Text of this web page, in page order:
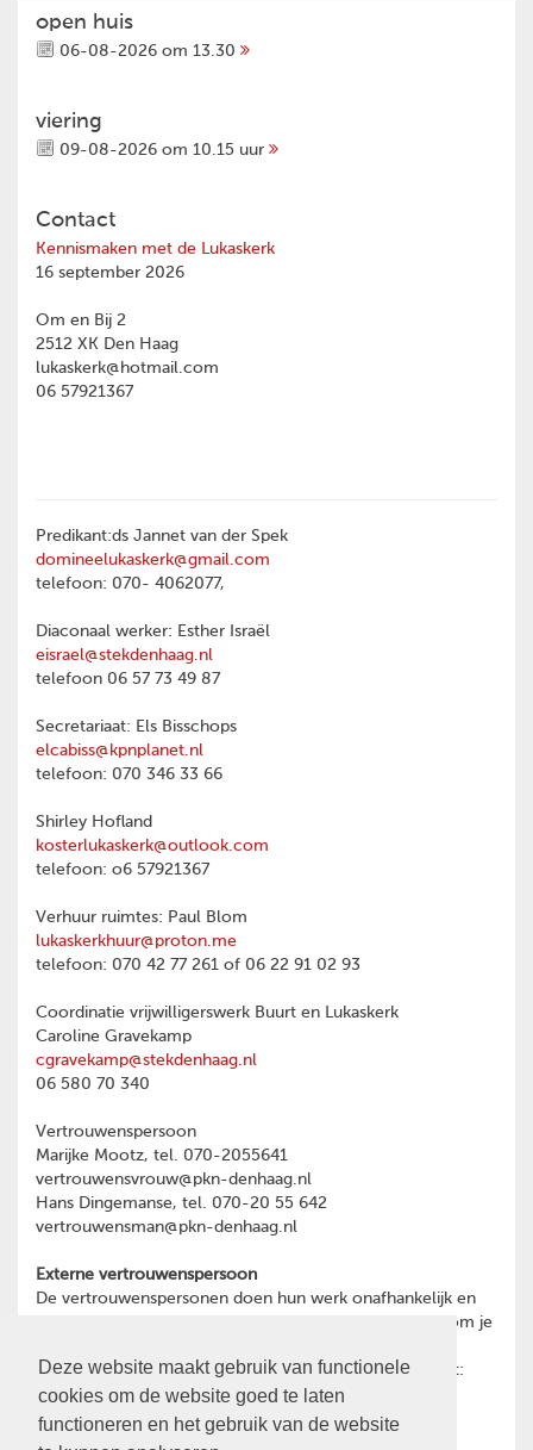
Deze website maakt gebruik van functionele
cookies om de website goed te laten
functioneren en het gebruik van de website
open huis
06-08-2026 om 13.30
viering
09-08-2026 om 10.15 uur
Contact
Kennismaken met de Lukaskerk
16 september 2026
Om en Bij 2
2512 XK Den Haag
lukaskerk@hotmail.com
06 57921367
Predikant:ds Jannet van der Spek
domineelukaskerk@gmail.com
telefoon: 070- 4062077,
Diaconaal werker: Esther Israël
eisrael@stekdenhaag.nl
telefoon 06 57 73 49 87
Secretariaat: Els Bisschops
elcabiss@kpnplanet.nl
telefoon: 070 346 33 66
Shirley Hofland
kosterlukaskerk@outlook.com
telefoon: o6 57921367
Verhuur ruimtes: Paul Blom
lukaskerkhuur@proton.me
telefoon: 070 42 77 261 of 06 22 91 02 93
Coordinatie vrijwilligerswerk Buurt en Lukaskerk
Caroline Gravekamp
cgravekamp@stekdenhaag.nl
06 580 70 340
Vertrouwenspersoon
Marijke Mootz, tel. 070-2055641
vertrouwensvrouw@pkn-denhaag.nl
Hans Dingemanse, tel. 070-20 55 642
vertrouwensman@pkn-denhaag.nl
Externe vertrouwenspersoon
De vertrouwenspersonen doen hun werk onafhankelijk en
hebben geheimhoudingsplicht. Heb je een reden waarom je
vertrouwenspersoon, dan kun je contact opnemen met:
Ina Oost
psychotherapeut en GZ-psycholoog
06-28466591